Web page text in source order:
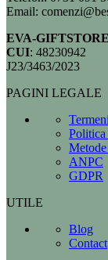
Email:
EVA-
CUI: 48230942
J23/3463/2023
PAGINI LEGALE
Metode
ANPC
GDPR
UTILE
Blog
Contact